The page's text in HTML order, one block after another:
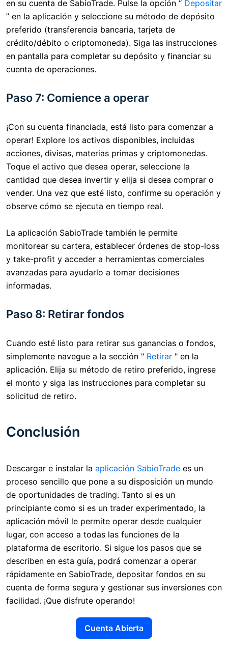
en su cuenta de SabioTrade. Pulse la opción “ Depositar
” en la aplicación y seleccione su método de depósito
preferido (transferencia bancaria, tarjeta de
crédito/débito o criptomoneda). Siga las instrucciones
en pantalla para completar su depósito y financiar su
cuenta de operaciones.
Paso 7: Comience a operar
¡Con su cuenta financiada, está listo para comenzar a
operar! Explore los activos disponibles, incluidas
acciones, divisas, materias primas y criptomonedas.
Toque el activo que desea operar, seleccione la
cantidad que desea invertir y elija si desea comprar o
vender. Una vez que esté listo, confirme su operación y
observe cómo se ejecuta en tiempo real.
La aplicación SabioTrade también le permite
monitorear su cartera, establecer órdenes de stop-loss
y take-profit y acceder a herramientas comerciales
avanzadas para ayudarlo a tomar decisiones
informadas.
Paso 8: Retirar fondos
Cuando esté listo para retirar sus ganancias o fondos,
simplemente navegue a la sección " Retirar " en la
aplicación. Elija su método de retiro preferido, ingrese
el monto y siga las instrucciones para completar su
solicitud de retiro.
Conclusión
Descargar e instalar la aplicación SabioTrade es un
proceso sencillo que pone a su disposición un mundo
de oportunidades de trading. Tanto si es un
principiante como si es un trader experimentado, la
aplicación móvil le permite operar desde cualquier
lugar, con acceso a todas las funciones de la
plataforma de escritorio. Si sigue los pasos que se
describen en esta guía, podrá comenzar a operar
rápidamente en SabioTrade, depositar fondos en su
cuenta de forma segura y gestionar sus inversiones con
facilidad. ¡Que disfrute operando!
Cuenta Abierta